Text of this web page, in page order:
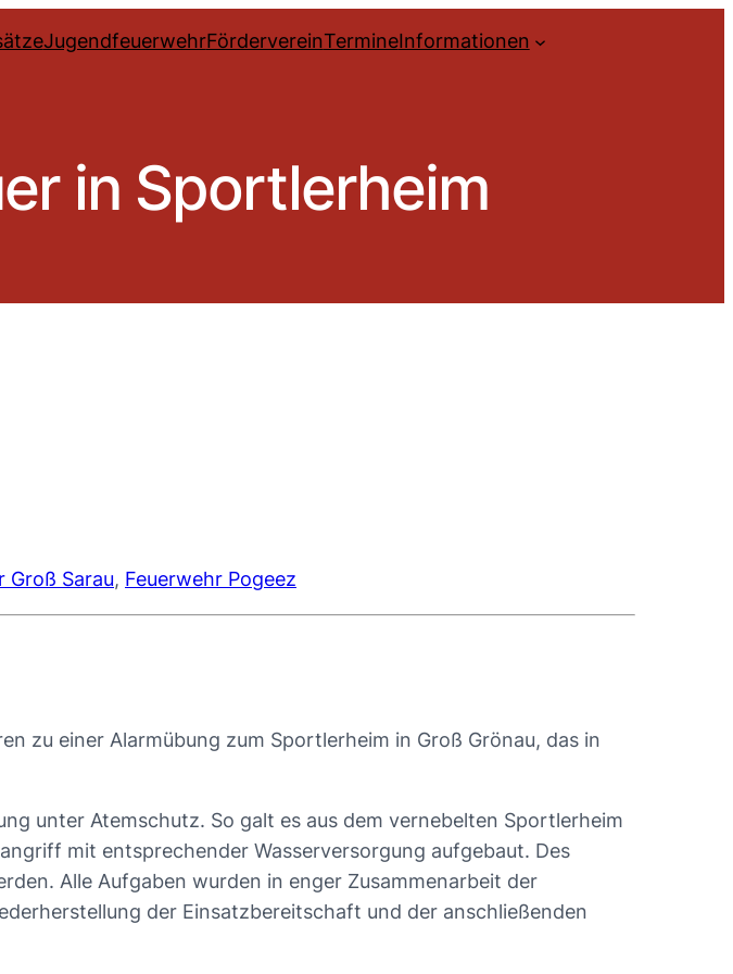
JugendfeuerwehrFördervereinTermineInformationen
in Sportlerheim
Groß Sarau, Feuerwehr Pogeez
zu einer Alarmübung zum Sportlerheim in Groß Grönau, das in
unter Atemschutz. So galt es aus dem vernebelten Sportlerheim
mit entsprechender Wasserversorgung aufgebaut. Des
Alle Aufgaben wurden in enger Zusammenarbeit der
der Einsatzbereitschaft und der anschließenden